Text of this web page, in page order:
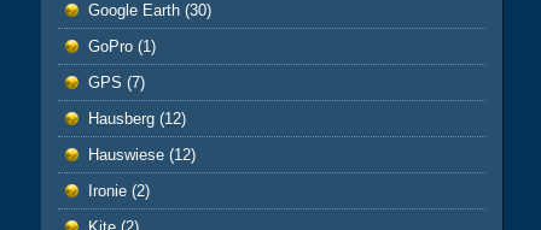
Google Earth(30)
GoPro(1)
GPS (7)
Hausberg(12)
Hauswiese(12)
Ironie(2)